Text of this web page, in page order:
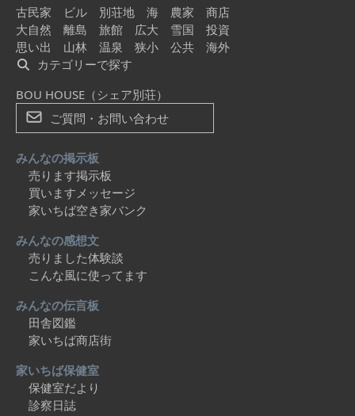
古民家
ビル 別荘地 海 農家
商店
大自然
離島 旅館 広大 雪国
投資
思い出
山林 温泉 狭小 公共
海外
カテゴリーで探す
BOU HOUSE（シェア別荘）
ご質問・お問い合わせ
みんなの掲示板
売ります掲示板
買いますメッセージ
家いちば空き家バンク
みんなの感想文
売りました体験談
こんな風に使ってます
みんなの伝言板
田舎図鑑
家いちば商店街
家いちば保健室
保健室だより
診察日誌